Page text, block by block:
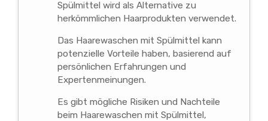
Spülmittel wird als Alternative zu
herkömmlichen Haarprodukten verwendet.
Das Haarewaschen mit Spülmittel kann
potenzielle Vorteile haben, basierend auf
persönlichen Erfahrungen und
Expertenmeinungen.
Es gibt mögliche Risiken und Nachteile
beim Haarewaschen mit Spülmittel,